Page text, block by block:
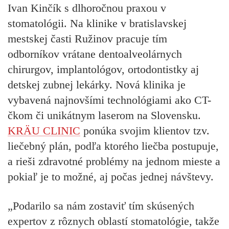
Ivan Kinčík s dlhoročnou praxou v
stomatológii. Na klinike v bratislavskej
mestskej časti Ružinov pracuje tím
odborníkov vrátane dentoalveolárnych
chirurgov, implantológov, ortodontistky aj
detskej zubnej lekárky. Nová klinika je
vybavená najnovšími technológiami ako CT-
čkom či unikátnym laserom na Slovensku.
KRÄU CLINIC ponúka svojim klientov tzv.
liečebný plán, podľa ktorého liečba postupuje,
a rieši zdravotné problémy na jednom mieste a
pokiaľ je to možné, aj počas jednej návštevy.
„Podarilo sa nám zostaviť tím skúsených
expertov z rôznych oblastí stomatológie, takže